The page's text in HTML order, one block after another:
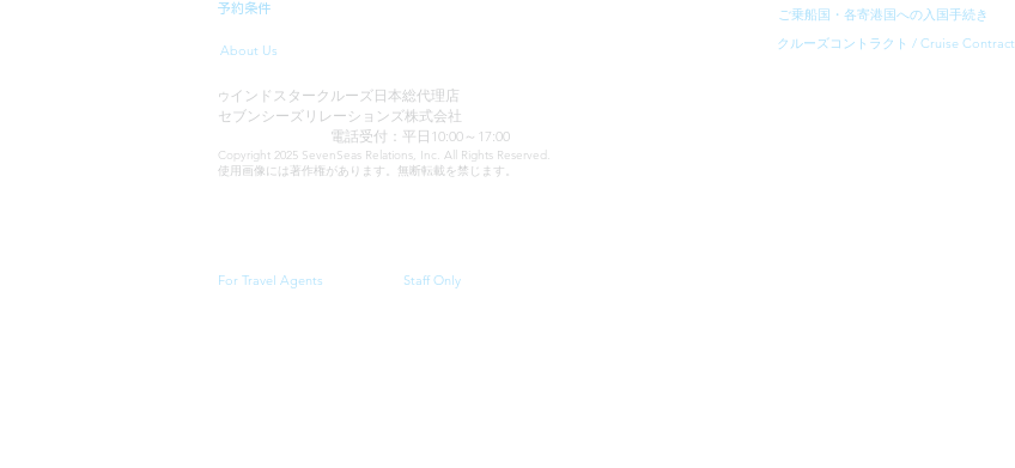
予約条件
About Us クルーズコントラクト / Cruise Contract
ご乗船国・各寄港国への入国手続き
ウ インドスタークルーズ日本総代理店
セブンシーズリレーションズ株式会社
電話受付：平日10:00～17:00
Copyright 2025 SevenSeas Relations, Inc. All Rights Reserved.
使用画像には著作権があります。無断転載を禁じます。
For Travel Agents Staff Only